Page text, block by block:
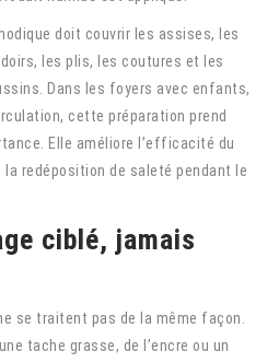
doit couvrir les assises, les
les plis, les coutures et les
Dans les foyers avec enfants,
cette préparation prend
Elle améliore l’efficacité du
redéposition de saleté pendant le
ciblé, jamais
se traitent pas de la même façon.
tache grasse, de l’encre ou un